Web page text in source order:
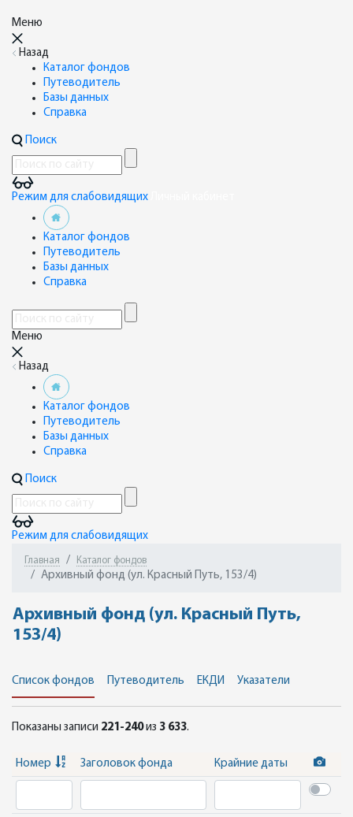
Меню
Назад
Каталог фондов
Путеводитель
Базы данных
Справка
Поиск
Режим для слабовидящих
Каталог фондов
Путеводитель
Базы данных
Справка
Меню
Назад
Каталог фондов
Путеводитель
Базы данных
Справка
Поиск
Режим для слабовидящих
Главная Каталог фондов
Архивный фонд (ул. Красный Путь, 153/4)
Архивный фонд (ул. Красный Путь,
153/4)
Список фондов Путеводитель ЕКДИ Указатели
Показаны записи 221-240из 3 633.
Номер Заголовок фонда Крайние даты